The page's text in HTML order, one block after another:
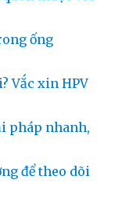
ống
Vắc xin HPV
pháp nhanh,
để theo dõi